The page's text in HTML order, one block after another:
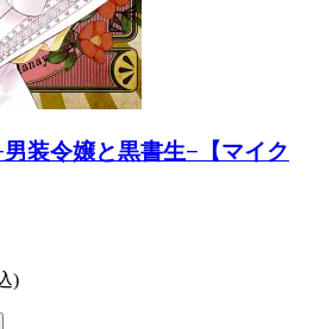
装令嬢と黒書生−【マイク
)